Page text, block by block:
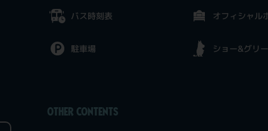
バス時刻表
駐車場
オフィシャル
ショー&グリ
OTHER CONTENTS